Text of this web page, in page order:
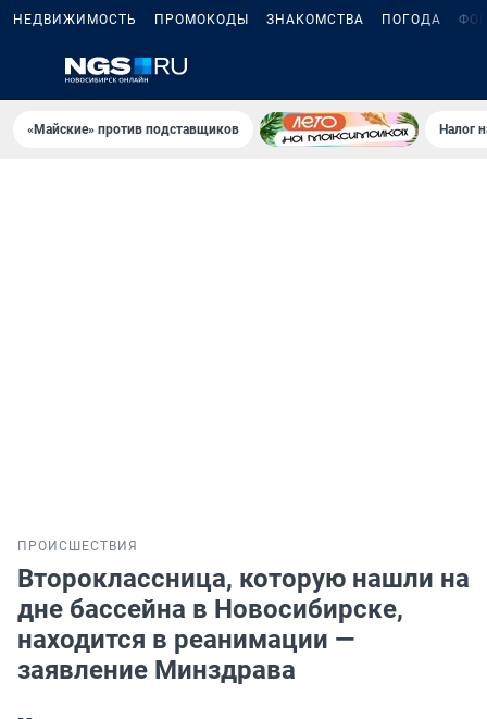
НЕДВИЖИМОСТЬ ПРОМОКОДЫ ЗНАКОМСТВА ПОГОДА
«Майские» против подставщиков Налог
ПРОИСШЕСТВИЯ
Второклассница, которую нашли на
дне бассейна в Новосибирске,
находится в реанимации —
заявление Минздрава